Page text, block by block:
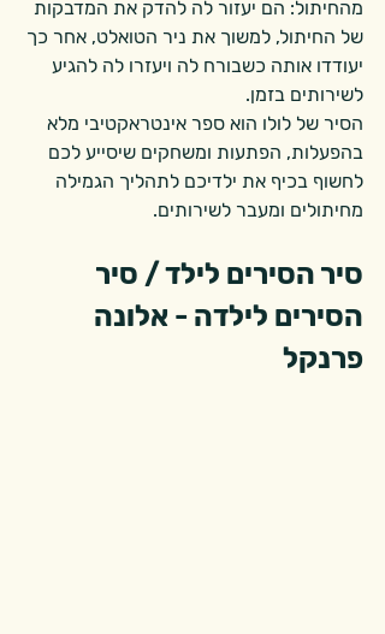
מהחיתול: הם יעזור לה להדק את המדבקות
של החיתול, למשוך את ניר הטואלט, אחר כך
יעודדו אותה כשבורח לה ויעזרו לה להגיע
לשירותים בזמן.
הסיר של לולו הוא ספר אינטראקטיבי מלא
בהפעלות, הפתעות ומשחקים שיסייע לכם
לחשוף בכיף את ילדיכם לתהליך הגמילה
מחיתולים ומעבר לשירותים.
סיר הסירים לילד / סיר
הסירים לילדה - אלונה
פרנקל